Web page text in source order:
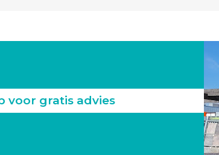
voor gratis advies